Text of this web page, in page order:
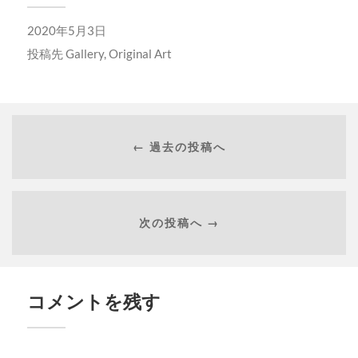
2020年5月3日
投稿先Gallery,Original Art
← 過去の投稿へ
次の投稿へ →
コメントを残す